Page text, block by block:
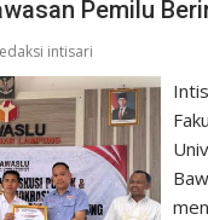
Pemilu
intisari